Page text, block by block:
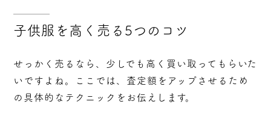
子供服を高く売る5つのコツ
せっかく売るなら、少しでも高く買い取ってもらいた
いですよね。ここでは、査定額をアップさせるため
の具体的なテクニックをお伝えします。